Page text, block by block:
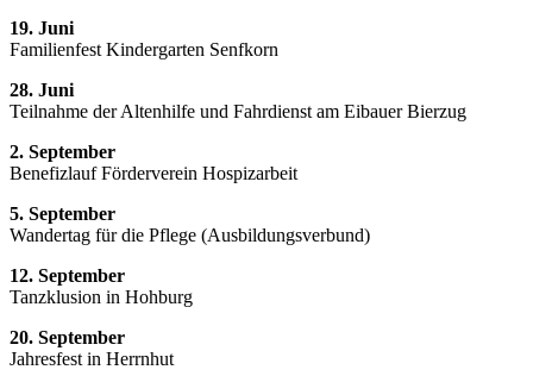
19. Juni
Familienfest Kindergarten Senfkorn
28. Juni
Teilnahme der Altenhilfe und Fahrdienst am Eibauer Bierzug
2. September
Benefizlauf Förderverein Hospizarbeit
5. September
Wandertag für die Pflege (Ausbildungsverbund)
12. September
Tanzklusion in Hohburg
20. September
Jahresfest in Herrnhut